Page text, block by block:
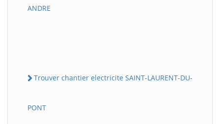
ANDRE
Trouver chantier electricite SAINT-LAURENT-DU-
PONT